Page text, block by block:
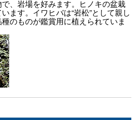
、岩場を好みます。ヒノキの盆栽
ます。イワヒバは“岩松”として親し
のものが鑑賞用に植えられていま